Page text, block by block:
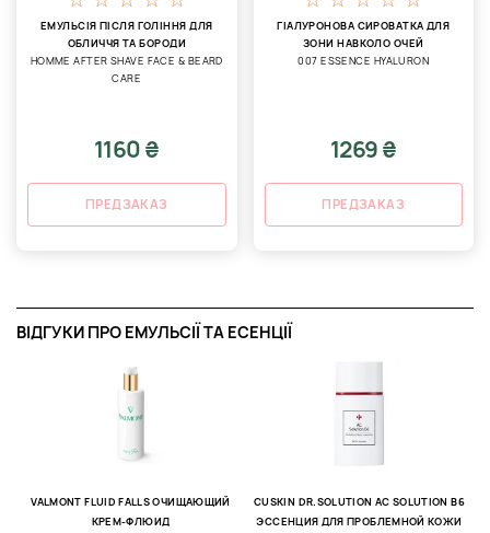
ЕМУЛЬСІЯ ПІСЛЯ ГОЛІННЯ ДЛЯ
ОБЛИЧЧЯ ТА БОРОДИ
HOMME AFTER SHAVE FACE & BEARD
CARE
1160 ₴
ПРЕДЗАКАЗ
ГІАЛУРОНОВА СИРОВАТКА ДЛЯ
ЗОНИ НАВКОЛО ОЧЕЙ
007 ESSENCE HYALURON
1269 ₴
ПРЕДЗАКАЗ
ВІДГУКИ ПРО ЕМУЛЬСІЇ ТА ЕСЕНЦІЇ
VALMONT FLUID FALLS ОЧИЩАЮЩИЙ
КРЕМ-ФЛЮИД
CUSKIN DR.SOLUTION AC SOLUTION B6
ЭССЕНЦИЯ ДЛЯ ПРОБЛЕМНОЙ КОЖИ